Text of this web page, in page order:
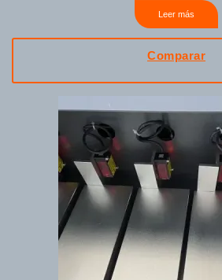
Leer más
Comparar